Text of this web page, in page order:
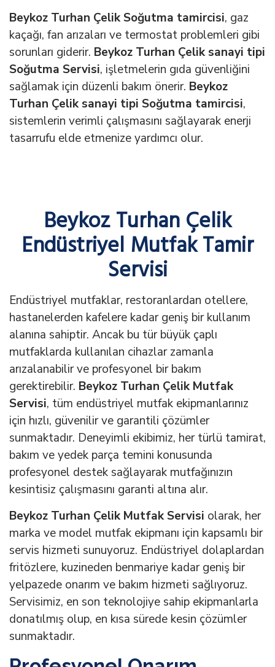
Beykoz Turhan Çelik Soğutma tamircisi, gaz
kaçağı, fan arızaları ve termostat problemleri gibi
sorunları giderir. Beykoz Turhan Çelik sanayi tipi
Soğutma Servisi, işletmelerin gıda güvenliğini
sağlamak için düzenli bakım önerir. Beykoz
Turhan Çelik sanayi tipi Soğutma tamircisi,
sistemlerin verimli çalışmasını sağlayarak enerji
tasarrufu elde etmenize yardımcı olur.
Beykoz Turhan Çelik
Endüstriyel Mutfak Tamir
Servisi
Endüstriyel mutfaklar, restoranlardan otellere,
hastanelerden kafelere kadar geniş bir kullanım
alanına sahiptir. Ancak bu tür büyük çaplı
mutfaklarda kullanılan cihazlar zamanla
arızalanabilir ve profesyonel bir bakım
gerektirebilir. Beykoz Turhan Çelik Mutfak
Servisi, tüm endüstriyel mutfak ekipmanlarınız
için hızlı, güvenilir ve garantili çözümler
sunmaktadır. Deneyimli ekibimiz, her türlü tamirat,
bakım ve yedek parça temini konusunda
profesyonel destek sağlayarak mutfağınızın
kesintisiz çalışmasını garanti altına alır.
Beykoz Turhan Çelik Mutfak Servisi olarak, her
marka ve model mutfak ekipmanı için kapsamlı bir
servis hizmeti sunuyoruz. Endüstriyel dolaplardan
fritözlere, kuzineden benmariye kadar geniş bir
yelpazede onarım ve bakım hizmeti sağlıyoruz.
Servisimiz, en son teknolojiye sahip ekipmanlarla
donatılmış olup, en kısa sürede kesin çözümler
sunmaktadır.